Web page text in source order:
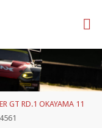
GT RD.1 OKAYAMA 11